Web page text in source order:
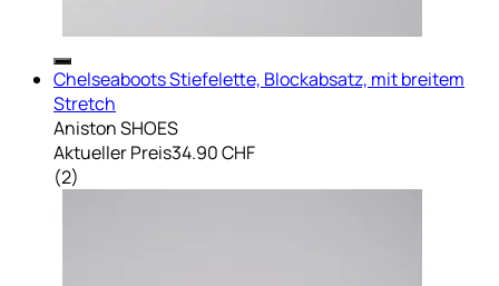
Chelseaboots Stiefelette, Blockabsatz, mit breitem
Stretch
Aniston SHOES
Aktueller Preis34.90 CHF
(2)